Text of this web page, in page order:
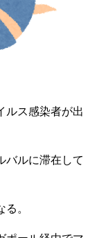
ルス感染者が出
バルに滞在して
。